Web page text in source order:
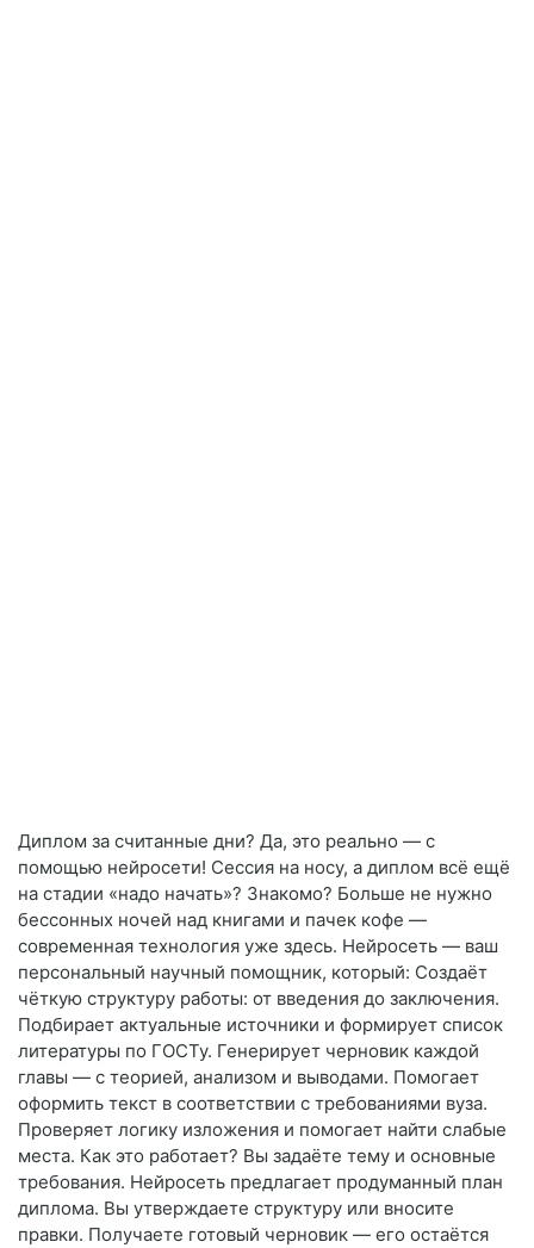
Диплом за считанные дни? Да, это реально — с
помощью нейросети! Сессия на носу, а диплом всё ещё
на стадии «надо начать»? Знакомо? Больше не нужно
бессонных ночей над книгами и пачек кофе —
современная технология уже здесь. Нейросеть — ваш
персональный научный помощник, который: Создаёт
чёткую структуру работы: от введения до заключения.
Подбирает актуальные источники и формирует список
литературы по ГОСТу. Генерирует черновик каждой
главы — с теорией, анализом и выводами. Помогает
оформить текст в соответствии с требованиями вуза.
Проверяет логику изложения и помогает найти слабые
места. Как это работает? Вы задаёте тему и основные
требования. Нейросеть предлагает продуманный план
диплома. Вы утверждаете структуру или вносите
правки. Получаете готовый черновик — его остаётся